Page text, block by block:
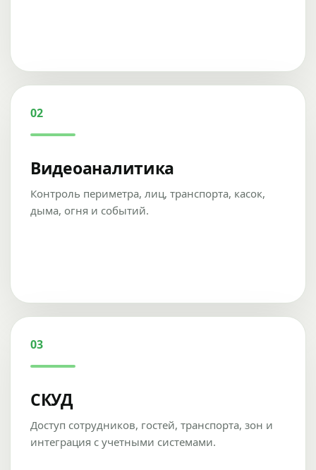
02
Видеоаналитика
Контроль периметра, лиц, транспорта, касок,
дыма, огня и событий.
03
СКУД
Доступ сотрудников, гостей, транспорта, зон и
интеграция с учетными системами.